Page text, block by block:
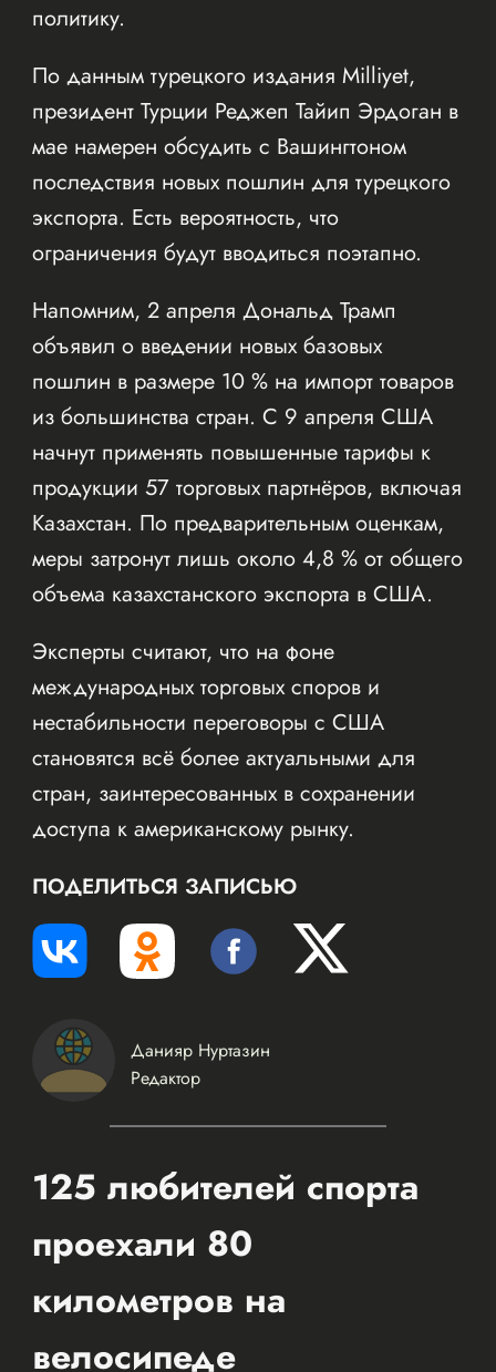
политику.
По данным турецкого издания Milliyet,
президент Турции Реджеп Тайип Эрдоган в
мае намерен обсудить с Вашингтоном
последствия новых пошлин для турецкого
экспорта. Есть вероятность, что
ограничения будут вводиться поэтапно.
Напомним, 2 апреля Дональд Трамп
объявил о введении новых базовых
пошлин в размере 10 % на импорт товаров
из большинства стран. С 9 апреля США
начнут применять повышенные тарифы к
продукции 57 торговых партнёров, включая
Казахстан. По предварительным оценкам,
меры затронут лишь около 4,8 % от общего
объема казахстанского экспорта в США.
Эксперты считают, что на фоне
международных торговых споров и
нестабильности переговоры с США
становятся всё более актуальными для
стран, заинтересованных в сохранении
доступа к американскому рынку.
ПОДЕЛИТЬСЯ ЗАПИСЬЮ
Данияр Нуртазин
Редактор
125 любителей спорта
проехали 80
километров на
велосипеде